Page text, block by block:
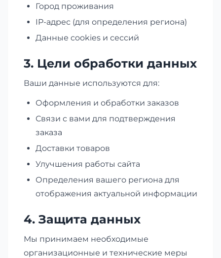
Город проживания
IP-адрес (для определения региона)
Данные cookies и сессий
3. Цели обработки данных
Ваши данные используются для:
Оформления и обработки заказов
Связи с вами для подтверждения
заказа
Доставки товаров
Улучшения работы сайта
Определения вашего региона для
отображения актуальной информации
4. Защита данных
Мы принимаем необходимые
организационные и технические меры